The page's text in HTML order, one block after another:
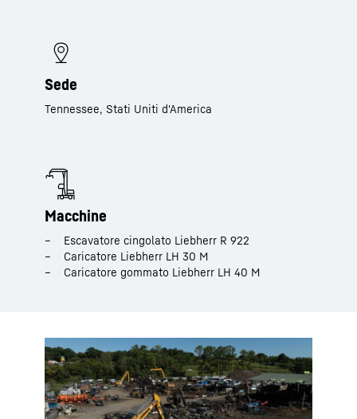
Sede
Tennessee, Stati Uniti d'America
Macchine
Escavatore cingolato Liebherr R 922
Caricatore Liebherr LH 30 M
Caricatore gommato Liebherr LH 40 M